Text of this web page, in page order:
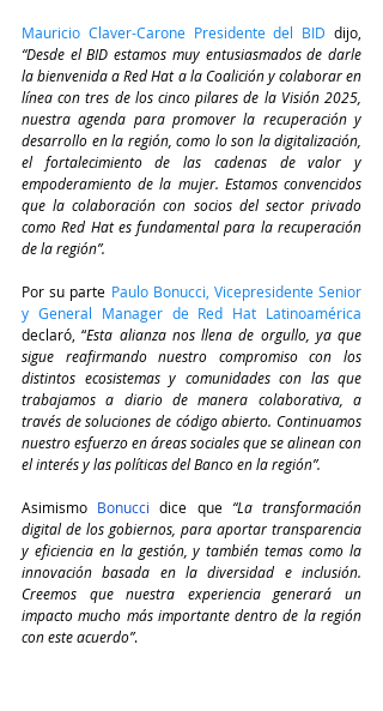
Mauricio Claver-Carone Presidente del BID
“Desde el BID estamos muy entusiasmados de darle
la bienvenida a Red Hat a la Coalición y colaborar en
línea con tres de los cinco pilares de la Visión 2025,
nuestra agenda para promover la recuperación y
desarrollo en la región, como lo son la digitalización,
el fortalecimiento de las cadenas de valor y
empoderamiento de la mujer. Estamos convencidos
que la colaboración con socios del sector privado
como Red Hat es fundamental para la recuperación
de la región”.
Por su parte Paulo Bonucci, Vicepresidente Senior
y General Manager de Red Hat Latinoamérica
declaró, “Esta alianza nos llena de orgullo, ya que
sigue reafirmando nuestro compromiso con los
distintos ecosistemas y comunidades con las que
trabajamos a diario de manera colaborativa, a
través de soluciones de código abierto. Continuamos
nuestro esfuerzo en áreas sociales que se alinean con
el interés y las políticas del Banco en la región”.
Asimismo Bonucci dice que “La transformación
digital de los gobiernos, para aportar transparencia
y eficiencia en la gestión, y también temas como la
innovación basada en la diversidad e inclusión.
Creemos que nuestra experiencia generará un
impacto mucho más importante dentro de la región
con este acuerdo”.